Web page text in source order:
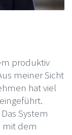
produktiv
meiner Sicht
hat viel
System
mit dem